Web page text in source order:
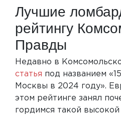
Лучшие
рейтингу
Правды
Недавно в
статья под названием
Москвы в 2024 году».
этом рейтинге занял
гордимся такой